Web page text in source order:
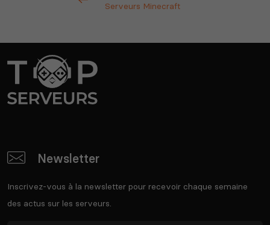
Serveurs Minecraft
Newsletter
Inscrivez-vous à la newsletter pour recevoir chaque semaine
des actus sur les serveurs.